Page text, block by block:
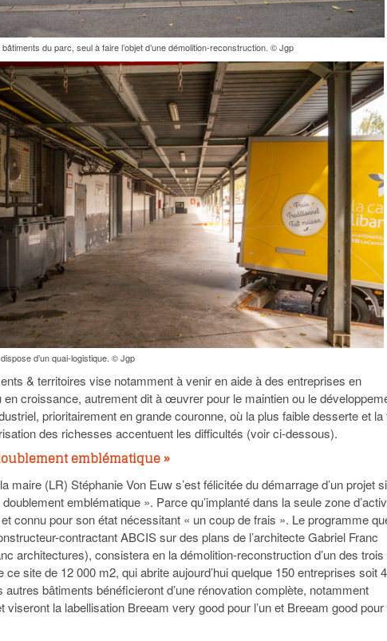
du parc, seul à faire l’objet d’une démolition-reconstruction. © Jgp
d’un quai-logistique. © Jgp
& territoires vise notamment à venir en aide à des entreprises en
en croissance, autrement dit à œuvrer pour le maintien ou le
prioritairement en grande couronne, où la plus faible desserte et la
des richesses accentuent les difficultés (voir ci-dessous).
emblématique »
maire (LR) Stéphanie Von Euw s’est félicitée du démarrage d’un projet
emblématique ». Parce qu’implanté dans la seule zone
connu pour son état nécessitant « un coup de frais ». Le programme
contractant ABCIS sur des plans de l’architecte Gabriel Franc
architectures), consistera en la démolition-reconstruction d’un des trois
ce site de 12 000 m2, qui abrite aujourd’hui quelque 150 entreprises soit
autres bâtiments bénéficieront d’une rénovation complète, notamment
viseront la labellisation Breeam very good pour l’un et Breeam good pour